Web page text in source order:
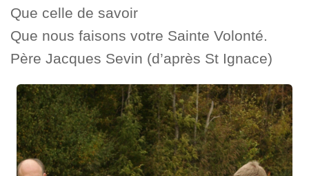
Que celle de savoir
Que nous faisons votre Sainte Volonté.
Père Jacques Sevin (d’après St Ignace)